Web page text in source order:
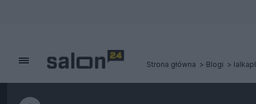
Strona główna Blogi lalkapl